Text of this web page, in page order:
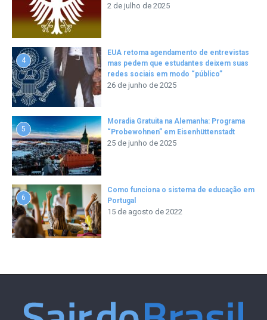
2 de julho de 2025
4
EUA retoma agendamento de entrevistas
mas pedem que estudantes deixem suas
redes sociais em modo “público”
26 de junho de 2025
5
Moradia Gratuita na Alemanha: Programa
“Probewohnen” em Eisenhüttenstadt
25 de junho de 2025
6
Como funciona o sistema de educação em
Portugal
15 de agosto de 2022